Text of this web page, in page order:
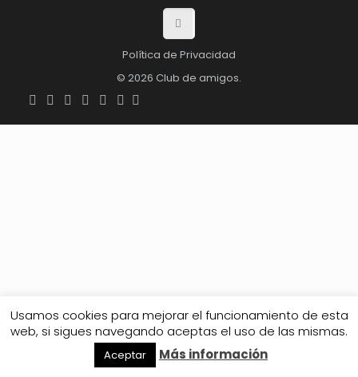
Política de Privacidad
© 2026 Club de amigos.
Usamos cookies para mejorar el funcionamiento de esta
web, si sigues navegando aceptas el uso de las mismas.
Aceptar Más información